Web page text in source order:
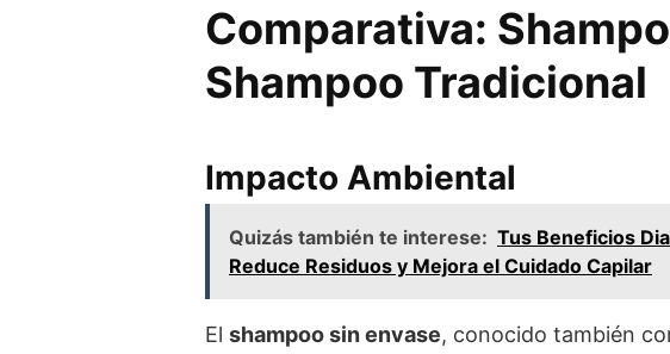
Comparativa:
Shampoo Tradicional
Impacto Ambiental
Quizás también te interese: Tus Beneficios
Reduce Residuos y Mejora el Cuidado Capilar
El shampoo sin envase, conocido también